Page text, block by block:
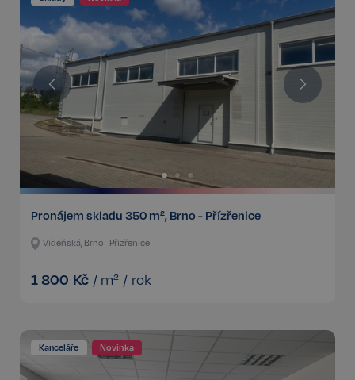
Pronájem skladu 350 m², Brno - Přízřenice
Vídeňská, Brno - Přízřenice
1 800 Kč / m² / rok
Kanceláře Novinka